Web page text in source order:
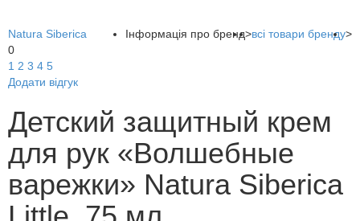
Інформація про бренд>всі товари бренду>
Natura Siberica
0
1 2 3 4 5
Додати відгук
Детский защитный крем
для рук «Волшебные
варежки» Natura Siberica